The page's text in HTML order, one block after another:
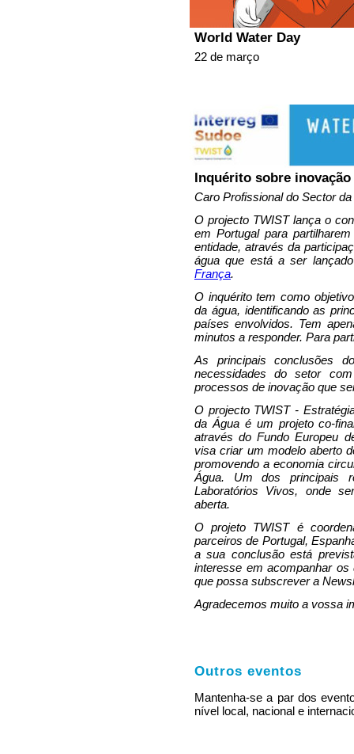
World Water Day
22 de março
Inquérito sobre
Caro Profissional do Sector
O projecto TWIST lança o
em Portugal para
entidade, através da
água que está a ser
França.
O inquérito tem como
da água, identificando as
países envolvidos. Tem
minutos a responder. Para
As principais conclusões
necessidades do setor
processos de inovação que
O projecto TWIST -
da Água é um projeto co-
através do Fundo Europeu
visa criar um modelo aberto
promovendo a economia
Água. Um dos principais
Laboratórios Vivos, onde
aberta.
O projeto TWIST é
parceiros de Portugal,
a sua conclusão está
interesse em acompanhar
que possa subscrever a
Agradecemos muito a vossa
Outros eventos
Mantenha-se a par dos
nível local, nacional e